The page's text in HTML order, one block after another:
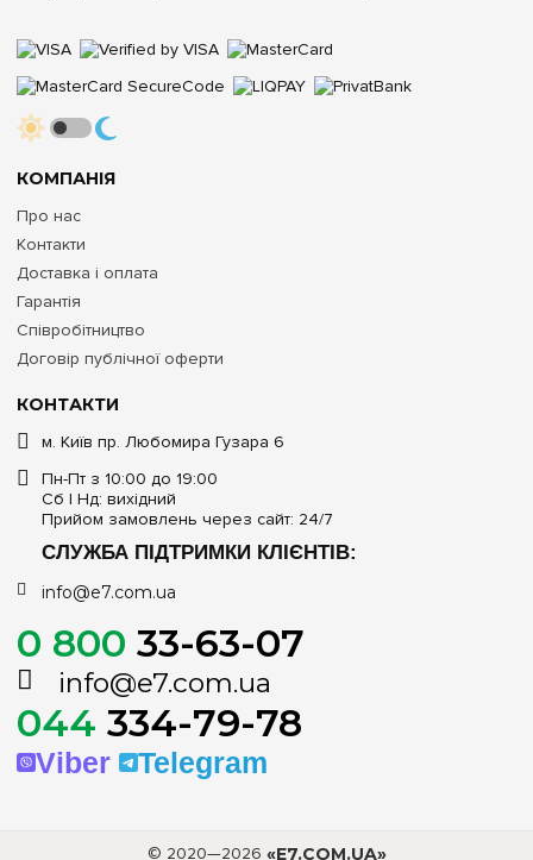
КОНТАКТИ
м. Київ пр. Любомира Гузара 6
Пн-Пт з 10:00 до 19:00
Сб | Нд: вихідний
Прийом замовлень через сайт: 24/7
СЛУЖБА ПІДТРИМКИ КЛІЄНТІВ:
info@e7.com.ua
0 800 33-63-07
info@e7.com.ua
044 334-79-78
Viber Telegram
КОМПАНІЯ
Про нас
Контакти
Доставка і оплата
Гарантія
Співробітництво
Договір публічної оферти
© 2020—2026 «E7.COM.UA»